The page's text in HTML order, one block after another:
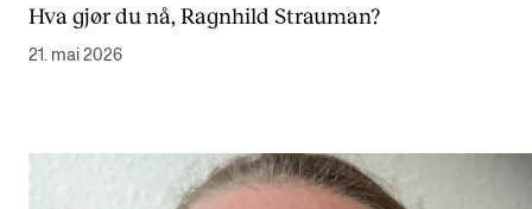
Hva gjør du nå, Ragnhild Strauman?
21. mai 2026